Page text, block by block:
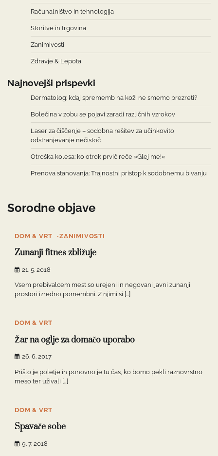
Računalništvo in tehnologija
Storitve in trgovina
Zanimivosti
Zdravje & Lepota
Najnovejši prispevki
Dermatolog: kdaj sprememb na koži ne smemo prezreti?
Bolečina v zobu se pojavi zaradi različnih vzrokov
Laser za čiščenje – sodobna rešitev za učinkovito
odstranjevanje nečistoč
Otroška kolesa: ko otrok prvič reče »Glej me!«
Prenova stanovanja: Trajnostni pristop k sodobnemu bivanju
Sorodne objave
DOM & VRT ZANIMIVOSTI
Zunanji fitnes zbližuje
21. 5. 2018
Vsem prebivalcem mest so urejeni in negovani javni zunanji
prostori izredno pomembni. Z njimi si […]
DOM & VRT
Žar na oglje za domačo uporabo
26. 6. 2017
Prišlo je poletje in ponovno je tu čas, ko bomo pekli raznovrstno
meso ter uživali […]
DOM & VRT
Spavače sobe
9. 7. 2018